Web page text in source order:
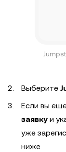
Выберите
Если вы
заявку и
уже
ниже